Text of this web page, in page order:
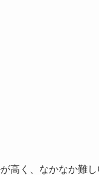
高く、なかなか難し